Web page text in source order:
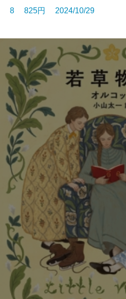
8 825円 2024/10/29